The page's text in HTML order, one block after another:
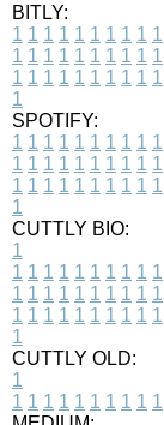
BITLY:
1 1 1 1 1 1 1 1 1 1
1 1 1 1 1 1 1 1 1 1
1 1 1 1 1 1 1 1 1 1
1
SPOTIFY:
1 1 1 1 1 1 1 1 1 1
1 1 1 1 1 1 1 1 1 1
1 1 1 1 1 1 1 1 1 1
1
CUTTLY BIO:
1
1 1 1 1 1 1 1 1 1 1
1 1 1 1 1 1 1 1 1 1
1 1 1 1 1 1 1 1 1 1
1
CUTTLY OLD:
1
1 1 1 1 1 1 1 1 1 1